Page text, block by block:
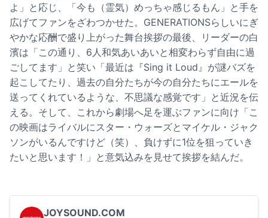
よ」と応じ、「今も（霊気）めっちゃ感じるもん」と手を
広げてファンをざわつかせた。GENERATIONSらしいにぎ
やかな応酬で盛り上がった舞台挨拶の最後、リーダーの白
濱は「この通り、6人和気あいあいと相変わらず自由に過
ごしてます」と笑い「最近は『Sing it Loud』が謎バズを
起こしてたり、過去の自分たちが今の自分たちにエールを
送ってくれているような、不思議な感覚です」と近況を伝
える。そして、これから劇場へ足を運ぶファンに向け「こ
の映画はライバルにスター・ウォーズとマイケル・ジャク
ソンがいるんですけど（笑）、負けずに1位を狙っていき
たいと思います！」と意気込みを見せて挨拶を結んだ。
JOYSOUND.COM